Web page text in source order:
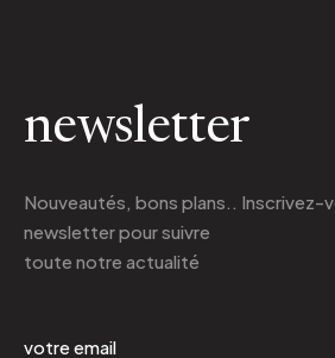
newsletter
Nouveautés, bons plans.. Inscrivez-
newsletterpour suivre
toute notre actualité